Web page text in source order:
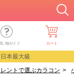
い物ガイド カート
本最大級
ントで選ぶカラコン >